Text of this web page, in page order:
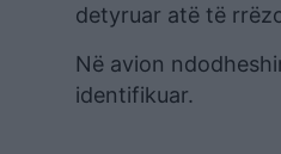
detyruar atë të
Në avion
identifikuar.